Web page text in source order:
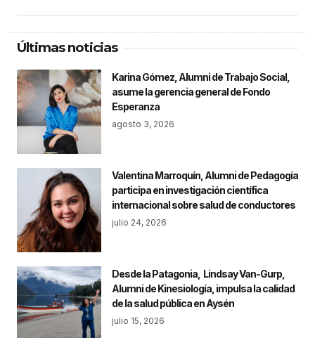
Últimas noticias
Karina Gómez, Alumni de Trabajo Social,
asume la gerencia general de Fondo
Esperanza
agosto 3, 2026
Valentina Marroquín, Alumni de Pedagogía
participa en investigación científica
internacional sobre salud de conductores
julio 24, 2026
Desde la Patagonia, Lindsay Van-Gurp,
Alumni de Kinesiología, impulsa la calidad
de la salud pública en Aysén
julio 15, 2026